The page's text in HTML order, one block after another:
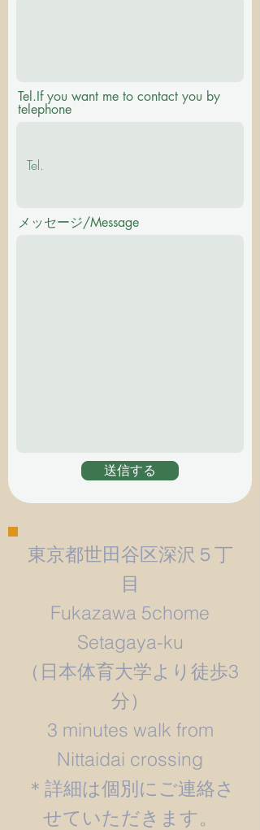
Tel.If you want me to contact you by
telephone
メッセージ/Message
送信する
東京都世田谷区深沢５丁
目
Fukazawa 5chome
Setagaya-ku
​（日本体育大学より徒歩3
分）
3 minutes walk from
Nittaidai crossing
＊詳細は個別にご連絡さ
せていただきます。